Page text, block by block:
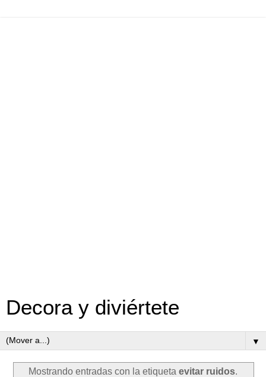
Decora y diviértete
▼
Mostrando entradas con la etiqueta evitar ruidos.